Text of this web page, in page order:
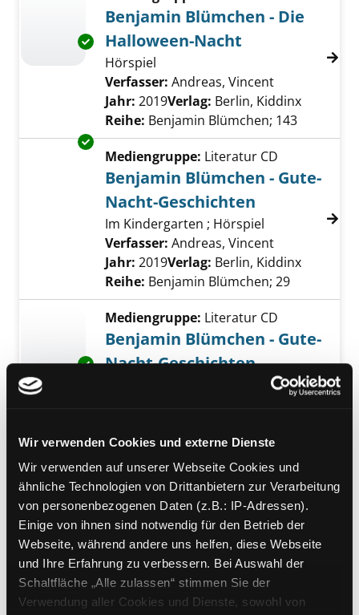
Wir verwenden Cookies und externe Dienste
Wir verwenden auf unserer Webseite Cookies und
ähnliche Technologien von Drittanbietern zur Verarbeitung
von personenbezogenen Daten (z.B.: IP-Adressen).
Einige von ihnen sind notwendig für den Betrieb der
Webseite, während andere uns helfen, diese Webseite
und Ihre Erfahrung zu verbessern. Bei Auswahl der
Schaltfläche „Alle zulassen“ stimmen Sie der
Verwendung aller Cookies und Dienste, sowohl von
Exemplar-Details von Benjamin Blümchen -
Benjamin Blümchen - Die
Halloween-Nacht
Hörspiel
Verfasser: Andreas, Vincent
Jahr: 2019Verlag: Berlin, Kiddinx
Reihe: Benjamin Blümchen; 143
Exemplar-Details von Benjamin Blümchen -
Mediengruppe: Literatur CD
Benjamin Blümchen - Gute-
Nacht-Geschichten
Im Kindergarten ; Hörspiel
Verfasser: Andreas, Vincent
Jahr: 2019Verlag: Berlin, Kiddinx
Reihe: Benjamin Blümchen; 29
Exemplar-Details von Benjamin Blümchen -
Mediengruppe: Literatur CD
Benjamin Blümchen - Gute-
Nacht-Geschichten
Im Schneckentempo ; Hörspiel
Reihe:Benjamin Blümchen; 26
Exemplar-Details von Benjamin Blümchen -
Mediengruppe: Literatur CD
Benjamin Blümchen - Gute-
Nacht-Geschichten
Der verschwundene Stern ; Hörspiel
Verfasser:Andreas, VincentSuche nach
Jahr:2017Verlag:Berlin, Kiddinx
Reihe:Benjamin Blümchen; 25